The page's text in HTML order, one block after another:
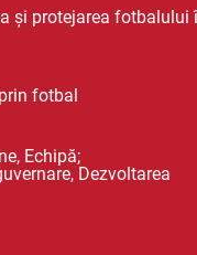
și protejarea fotbalului
fotbal
Echipă;
Dezvoltarea